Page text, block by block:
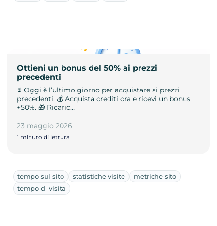
Ottieni un bonus del 50% ai prezzi
precedenti
⏳ Oggi è l’ultimo giorno per acquistare ai prezzi
precedenti. 💰 Acquista crediti ora e ricevi un bonus
+50%. 🎁 Ricaric…
23 maggio 2026
1 minuto di lettura
tempo sul sito statistiche visite
metriche sito
tempo di visita